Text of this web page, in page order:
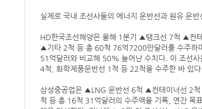
실제로 국내 조선사들의 에너지 운반선과 원유 운
HD한국조선해양은 올해 1분기 ▲탱크선 7척 ▲컨
▲기타 2척 등 총 60척 76억7200만달러를 수주
51억달러와 비교해 50% 늘어난 수치다. 이 조선
4척, 화학제품운반선 1척 등 22척을 수주한 바 있다.
삼성중공업은 ▲LNG 운반선 6척 ▲컨테이너선 2
척 등 총 16척 31억달러의 수주액을 기록, 연간